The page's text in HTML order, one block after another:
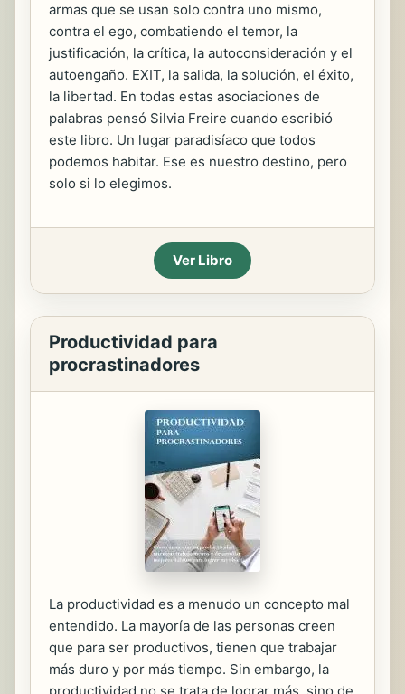
armas que se usan solo contra uno mismo,
contra el ego, combatiendo el temor, la
justificación, la crítica, la autoconsideración y el
autoengaño. EXIT, la salida, la solución, el éxito,
la libertad. En todas estas asociaciones de
palabras pensó Silvia Freire cuando escribió
este libro. Un lugar paradisíaco que todos
podemos habitar. Ese es nuestro destino, pero
solo si lo elegimos.
Ver Libro
Productividad para
procrastinadores
La productividad es a menudo un concepto mal
entendido. La mayoría de las personas creen
que para ser productivos, tienen que trabajar
más duro y por más tiempo. Sin embargo, la